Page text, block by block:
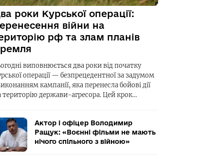
роки Курської операції:
війни на
рф та злам планів
виповнюється два роки від початку
операції — безпрецедентної за задумом
кампанії, яка перенесла бойові дії
територію держави-агресора. Цей крок…
Актор і офіцер Володимир
Ращук: «Воєнні фільми не мають
нічого спільного з війною»